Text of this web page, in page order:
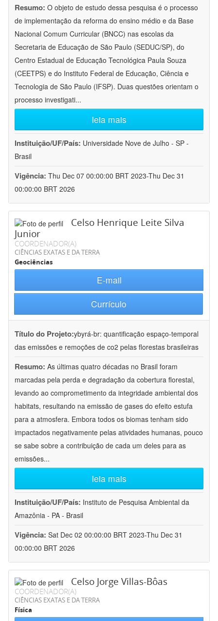
Resumo: O objeto de estudo dessa pesquisa é o processo
de implementação da reforma do ensino médio e da Base
Nacional Comum Curricular (BNCC) nas escolas da
Secretaria de Educação de São Paulo (SEDUC/SP), do
Centro Estadual de Educação Tecnológica Paula Souza
(CEETPS) e do Instituto Federal de Educação, Ciência e
Tecnologia de São Paulo (IFSP). Duas questões orientam o
processo investigati...
leia mais
Instituição/UF/País: Universidade Nove de Julho - SP -
Brasil
Vigência: Thu Dec 07 00:00:00 BRT 2023-Thu Dec 31
00:00:00 BRT 2026
Celso Henrique Leite Silva
Junior
COORDENADOR(A)
CIÊNCIAS EXATAS E DA TERRA
Geociências
E-mail
Currículo
Título do Projeto:ybyrá-br: quantificação espaço-temporal
das emissões e remoções de co2 pelas florestas brasileiras
Resumo: As últimas quatro décadas no Brasil foram
marcadas pela perda e degradação da cobertura florestal,
levando ao comprometimento da integridade ambiental dos
habitats, resultando na emissão de gases do efeito estufa
para a atmosfera. Embora todos os biomas tenham sido
impactados negativamente pelas atividades humanas, pouco
se sabe sobre a contribuição de cada um deles para as
emissões...
leia mais
Instituição/UF/País: Instituto de Pesquisa Ambiental da
Amazônia - PA - Brasil
Vigência: Sat Dec 02 00:00:00 BRT 2023-Thu Dec 31
00:00:00 BRT 2026
Celso Jorge Villas-Bôas
COORDENADOR(A)
CIÊNCIAS EXATAS E DA TERRA
Física